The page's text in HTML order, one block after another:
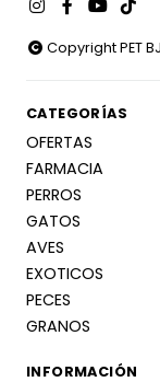
Copyright PET
CATEGORÍAS
OFERTAS
FARMACIA
PERROS
GATOS
AVES
EXOTICOS
PECES
GRANOS
INFORMACIÓN